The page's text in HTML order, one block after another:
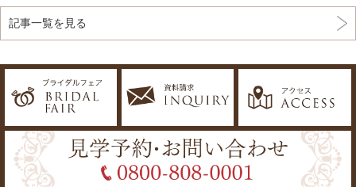
記事一覧を見る